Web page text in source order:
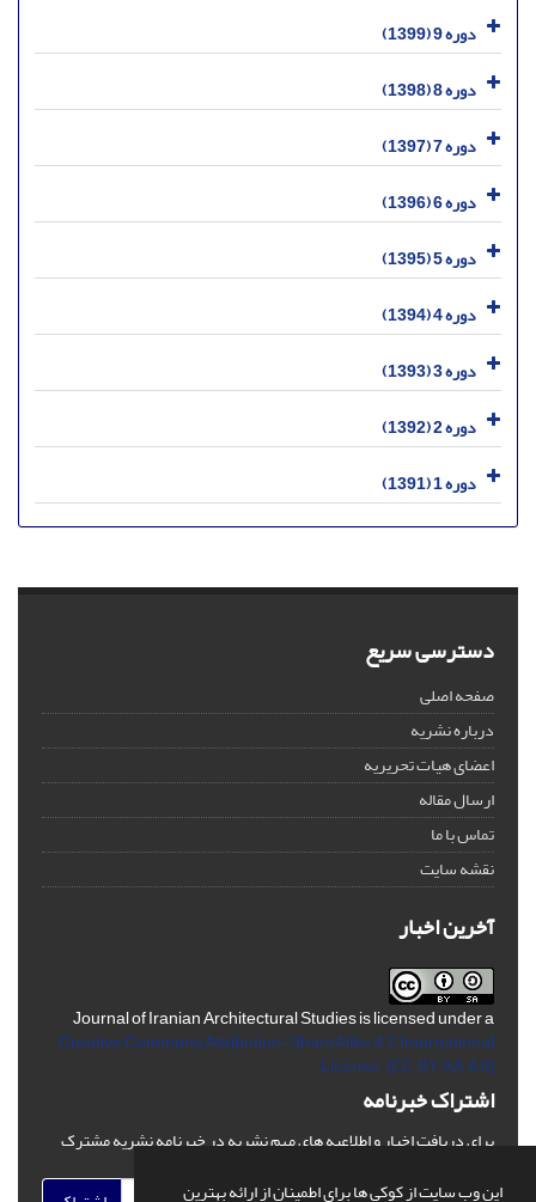
این وب سایت از کوکی ها برای اطمینان از ارائه بهترین
دوره 9 (1399)
دوره 8 (1398)
دوره 7 (1397)
دوره 6 (1396)
دوره 5 (1395)
دوره 4 (1394)
دوره 3 (1393)
دوره 2 (1392)
دوره 1 (1391)
دسترسی سریع
صفحه اصلی
درباره نشریه
اعضای هیات تحریریه
ارسال مقاله
تماس با ما
نقشه سایت
آخرین اخبار
Journal of Iranian Architectural Studies is licensed under a
Creative Commons Attribution-ShareAlike 4.0 International
License. (CC BY-AA 4.0)
اشتراک خبرنامه
برای دریافت اخبار و اطلاعیه های مهم نشریه در خبرنامه نشریه مشترک